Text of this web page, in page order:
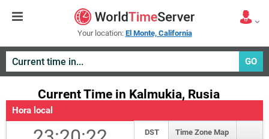
Your location: El Monte, California
GO
Current Time in Kalmukia, Rusia
Hora local
DST Time Zone Map